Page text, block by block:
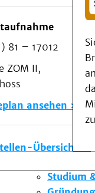
oder
Wählen Sie ein
81 – 17012
ZOM II,
ansehen
Übersicht
Patienten &
Als
Notfall
Forschung &
Die
Studium